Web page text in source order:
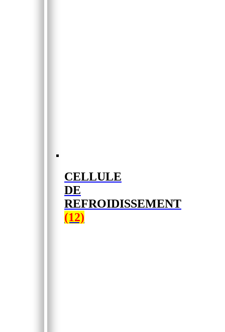
CELLULE
DE
REFROIDISSEMENT
(12)